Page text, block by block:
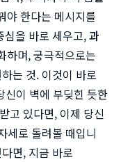
야 한다는 메시지를
심을 바로 세우고,과
하며, 궁극적으로는
는 것. 이것이 바로
이 벽에 부딪힌 듯한
고 있다면, 이제 당신
세로 돌려볼 때입니
면, 지금 바로